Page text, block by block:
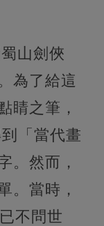
山劍俠
為了給這
睛之筆，
「當代畫
。然而，
。當時，
不問世